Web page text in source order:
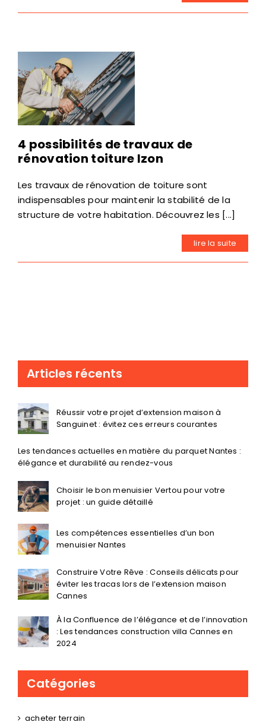
4 possibilités de travaux de
rénovation toiture Izon
Les travaux de rénovation de toiture sont
indispensables pour maintenir la stabilité de la
structure de votre habitation. Découvrez les [...]
lire la suite
Articles récents
Réussir votre projet d’extension maison à
Sanguinet : évitez ces erreurs courantes
Les tendances actuelles en matière du parquet Nantes :
élégance et durabilité au rendez-vous
Choisir le bon menuisier Vertou pour votre
projet : un guide détaillé
Les compétences essentielles d’un bon
menuisier Nantes
Construire Votre Rêve : Conseils délicats pour
éviter les tracas lors de l’extension maison
Cannes
À la Confluence de l’élégance et de l’innovation
: Les tendances construction villa Cannes en
2024
Catégories
acheter terrain